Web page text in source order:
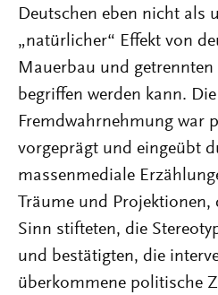
Deutschen eben nicht als
„natürlicher“ Effekt von
Mauerbau und getrennten
begriffen werden kann.
Fremdwahrnehmung war
vorgeprägt und eingeübt
massenmediale
Träume und
Sinn stifteten, die
und bestätigten, die
überkommene politische